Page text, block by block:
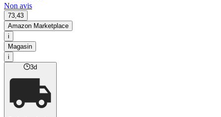
Non avis
73,43
Amazon Marketplace
i
Magasin
i
3d